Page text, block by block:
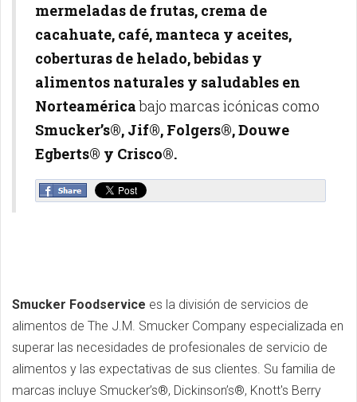
mermeladas de frutas, crema de
cacahuate, café, manteca y aceites,
coberturas de helado, bebidas y
alimentos naturales y saludables en
Norteaméricabajo marcas icónicas como
Smucker’s®, Jif®, Folgers®, Douwe
Egberts® y Crisco®.
Smucker Foodservice es la división de servicios de
alimentos de The J.M. Smucker Company especializada en
superar las necesidades de profesionales de servicio de
alimentos y las expectativas de sus clientes. Su familia de
marcas incluye Smucker’s®, Dickinson’s®, Knott's Berry